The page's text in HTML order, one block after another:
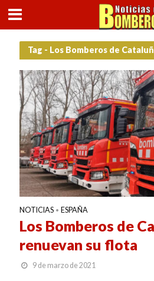
Tag - Los Bomberos de
NOTICIAS • ESPAÑA
Los Bomberos de
renuevan su flota
9 de marzo de 2021